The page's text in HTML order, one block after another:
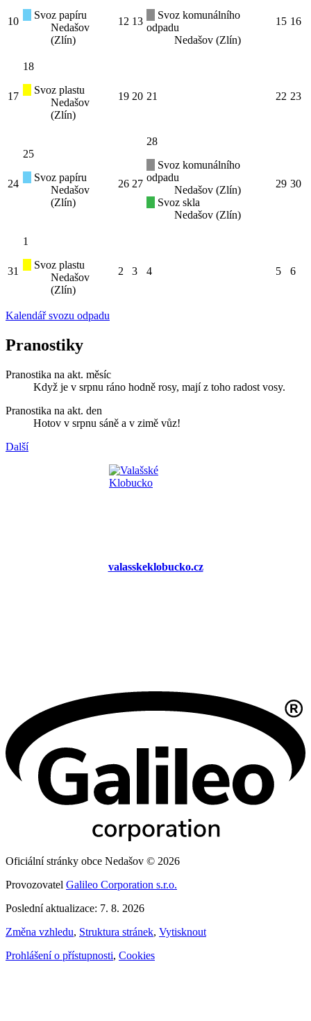
10
Svoz papíru
Nedašov
(Zlín)
12 13
Svoz komunálního
odpadu
Nedašov (Zlín)
15 16
17
18
Svoz plastu
Nedašov
(Zlín)
19 20 21 22 23
24
25
Svoz papíru
Nedašov
(Zlín)
26 27
28
Svoz komunálního
odpadu
Nedašov (Zlín)
Svoz skla
Nedašov (Zlín)
29 30
31
1
Svoz plastu
Nedašov
(Zlín)
2 3 4 5 6
Kalendář svozu odpadu
Pranostiky
Pranostika na akt. měsíc
Když je v srpnu ráno hodně rosy, mají z toho radost vosy.
Pranostika na akt. den
Hotov v srpnu sáně a v zimě vůz!
Další
valasskeklobucko.cz
Oficiální stránky obce Nedašov © 2026
Provozovatel Galileo Corporation s.r.o.
Poslední aktualizace: 7. 8. 2026
Změna vzhledu, Struktura stránek, Vytisknout
Prohlášení o přístupnosti, Cookies